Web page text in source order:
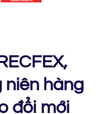
niên hàng
đổi mới